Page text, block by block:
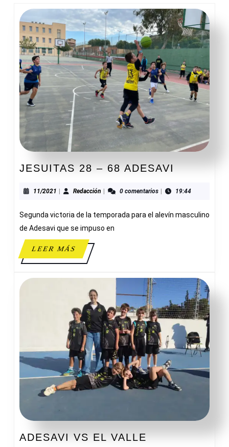
JESUITAS 28 – 68 ADESAVI
–
ADESAVI
11/2021 11/2021
| Redacción Redacción
| 0 comentarios | 19:44
Segunda victoria de la temporada para el alevín masculino
de Adesavi que se impuso en
LEER MÁSLEER
MÁS
ADESAVI VS EL VALLE